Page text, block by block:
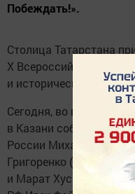
Побеждать!».
Столица Татарстана
X Всероссийского
и исторических
Сегодня, во второй
в Казани собрались
России Михаил
Григоренко
и Марат Хуснуллин,